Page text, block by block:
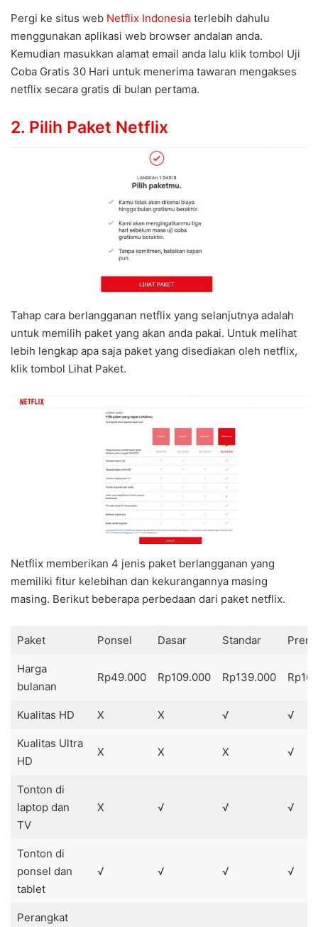
Pergi ke situs web Netflix Indonesia terlebih dahulu
menggunakan aplikasi web browser andalan anda.
Kemudian masukkan alamat email anda lalu klik tombol Uji
Coba Gratis 30 Hari untuk menerima tawaran mengakses
netflix secara gratis di bulan pertama.
2. Pilih Paket Netflix
Tahap cara berlangganan netflix yang selanjutnya adalah
untuk memilih paket yang akan anda pakai. Untuk melihat
lebih lengkap apa saja paket yang disediakan oleh netflix,
klik tombol Lihat Paket.
Netflix memberikan 4 jenis paket berlangganan yang
memiliki fitur kelebihan dan kekurangannya masing
masing. Berikut beberapa perbedaan dari paket netflix.
Paket Ponsel Dasar Standar
Harga
bulanan
Rp49.000 Rp109.000 Rp139.000
Kualitas HD X X √ √
Kualitas Ultra
HD
X X X √
Tonton di
laptop dan
TV
X √ √ √
Tonton di
ponsel dan
tablet
√ √ √ √
Perangkat